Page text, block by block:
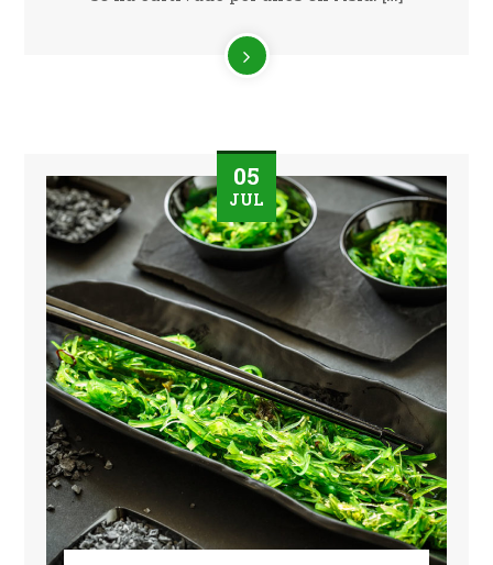
05
JUL